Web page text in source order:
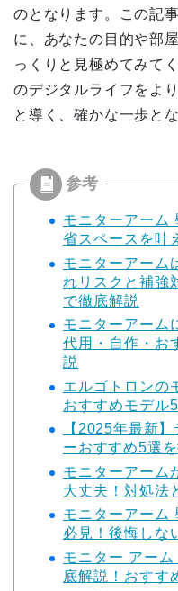
のとなります。この記
に、あなたの目的や部
っくりと見極めてみて
のデジタルライフをよ
と導く、確かな一歩と
モニターアーム
省スペースを叶
モニターアーム
れリスクと補強
で徹底解説
モニターアーム
代用・自作・お
説
エルゴトロンの
おすすめモデル
【2025年最新
ーおすすめ5選を
モニターアーム
大丈夫！対処法
モニターアーム
必見！後悔しな
モニター アー
底解説！おすす